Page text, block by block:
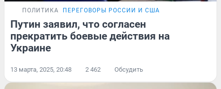
ПОЛИТИКА ПЕРЕГОВОРЫ РОССИИ И США
Путин заявил, что согласен
прекратить боевые действия на
Украине
13 марта, 2025, 20:48 2 462 Обсудить